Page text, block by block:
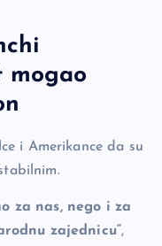
mogao
i Amerikance da su
za nas, nego i za
zajednicu“,